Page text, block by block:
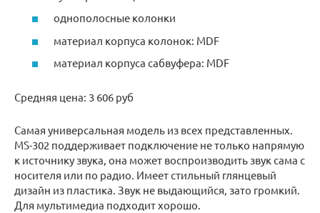
однополосные колонки
материал корпуса колонок: MDF
материал корпуса сабвуфера: MDF
Средняя цена: 3 606 руб
Самая универсальная модель из всех представленных.
MS-302 поддерживает подключение не только напрямую
к источнику звука, она может воспроизводить звук сама с
носителя или по радио. Имеет стильный глянцевый
дизайн из пластика. Звук не выдающийся, зато громкий.
Для мультимедиа подходит хорошо.